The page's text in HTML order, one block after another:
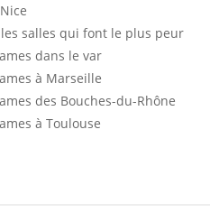
salles qui font le plus peur
dans le var
à Marseille
des Bouches-du-Rhône
à Toulouse